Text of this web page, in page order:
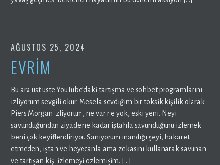
AĞUSTOS 25, 2024
EVRİM
Bu ara üst üste YouTube’daki tartışma ve sohbet programlarını
izliyorum sevgili okur. Mesela sevdiğim bir toksik kişilik olarak
Piers Morgan izliyorum, ne var ne yok, eski yeni. Neyi
savunduğundan ziyade ne kadar iştahla savunduğunu izlemek
beni çok keyiflendiriyor. Sanıyorum inandığı şeyi, hakaret
etmeden, iştah ve heyecanla ama zekasını kullanarak savunan
ve tartışan kişi izlemeyi özlemişim. […]